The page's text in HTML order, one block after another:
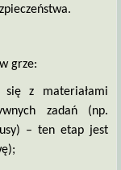
grze:
się z materiałami
zadań (np.
– ten etap jest